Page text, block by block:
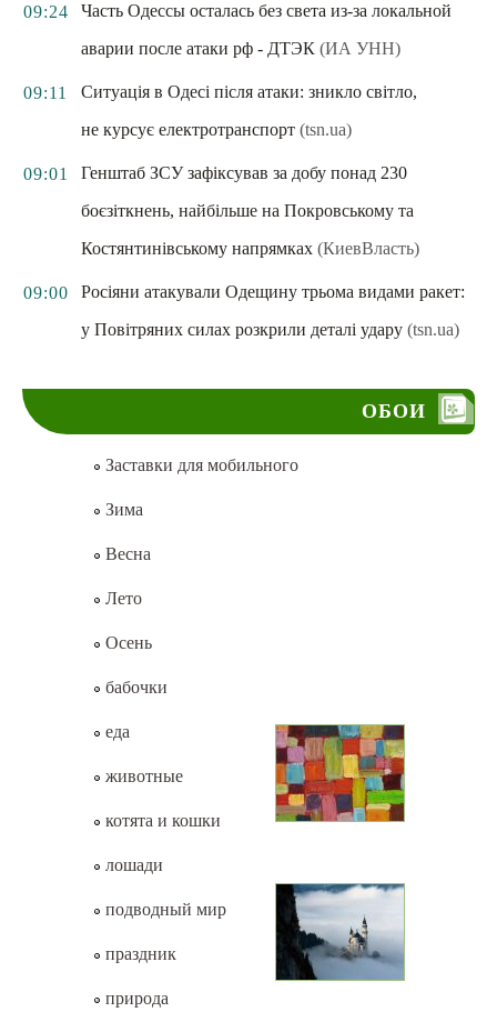
09:24
Часть Одессы осталась без света из-за локальной
аварии после атаки рф - ДТЭК (ИА УНН)
09:11
Ситуація в Одесі після атаки: зникло світло,
не курсує електротранспорт (tsn.ua)
09:01
Генштаб ЗСУ зафіксував за добу понад 230
боєзіткнень, найбільше на Покровському та
Костянтинівському напрямках (КиевВласть)
09:00
Росіяни атакували Одещину трьома видами ракет:
у Повітряних силах розкрили деталі удару (tsn.ua)
ОБОИ
Заставки для мобильного
Зима
Весна
Лето
Осень
бабочки
еда
животные
котята и кошки
лошади
подводный мир
праздник
природа